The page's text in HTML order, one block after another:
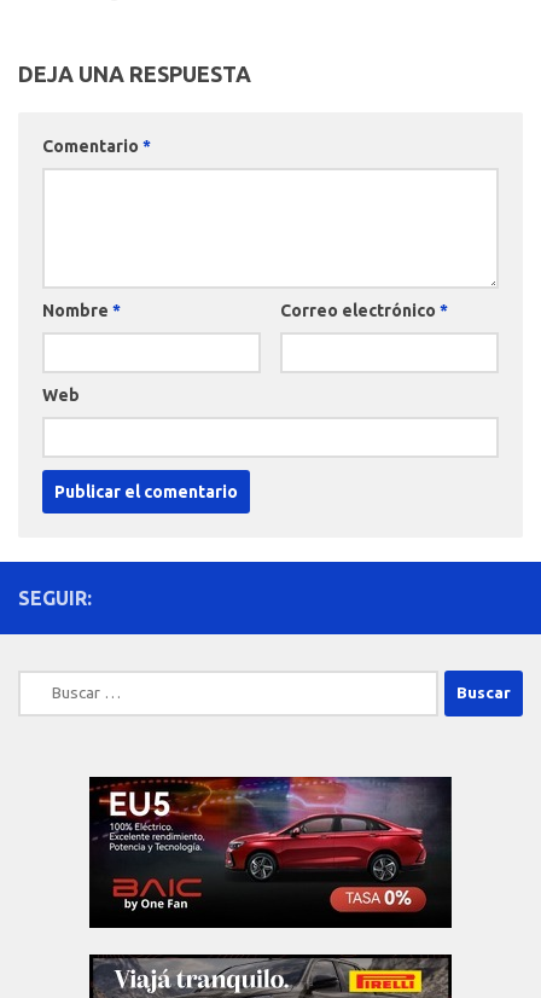
DEJA UNA RESPUESTA
Comentario *
Nombre * Correo electrónico *
Web
SEGUIR:
Buscar: